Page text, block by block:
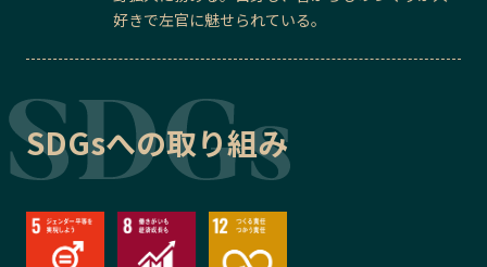
好きで左官に魅せられている。
SDGsへの取り組み